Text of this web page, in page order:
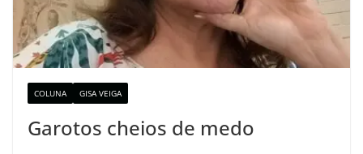
COLUNA GISA VEIGA
Garotos cheios de medo